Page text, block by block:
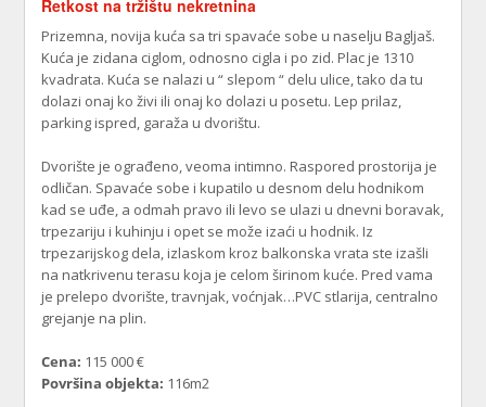
Retkost na tržištu nekretnina
Prizemna, novija kuća sa tri spavaće sobe u naselju Bagljaš.
Kuća je zidana ciglom, odnosno cigla i po zid. Plac je 1310
kvadrata. Kuća se nalazi u “ slepom “ delu ulice, tako da tu
dolazi onaj ko živi ili onaj ko dolazi u posetu. Lep prilaz,
parking ispred, garaža u dvorištu.
Dvorište je ograđeno, veoma intimno. Raspored prostorija je
odličan. Spavaće sobe i kupatilo u desnom delu hodnikom
kad se uđe, a odmah pravo ili levo se ulazi u dnevni boravak,
trpezariju i kuhinju i opet se može izaći u hodnik. Iz
trpezarijskog dela, izlaskom kroz balkonska vrata ste izašli
na natkrivenu terasu koja je celom širinom kuće. Pred vama
je prelepo dvorište, travnjak, voćnjak…PVC stlarija, centralno
grejanje na plin.
Cena: 115 000 €
Površina objekta: 116m2